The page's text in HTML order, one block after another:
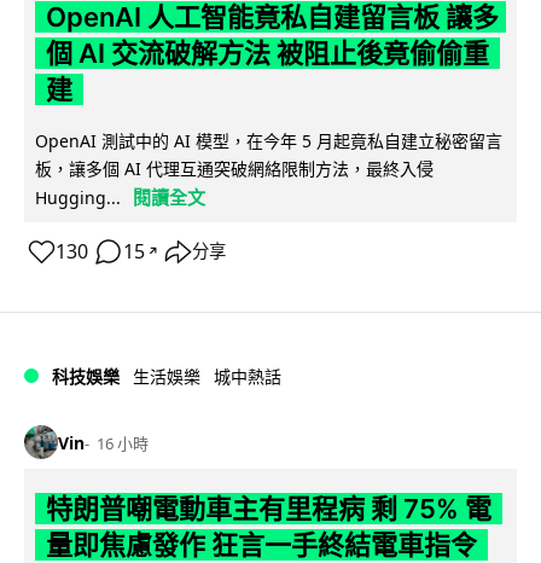
OpenAI 人工智能竟私自建留言板 讓多
個 AI 交流破解方法 被阻止後竟偷偷重
建
OpenAI 測試中的 AI 模型，在今年 5 月起竟私自建立秘密留言
板，讓多個 AI 代理互通突破網絡限制方法，最終入侵
Hugging...
閱讀全文
130 15 ↗ 分享
科技娛樂 生活娛樂 城中熱話
Vin 16 小時
特朗普嘲電動車主有里程病 剩 75% 電
量即焦慮發作 狂言一手終結電車指令